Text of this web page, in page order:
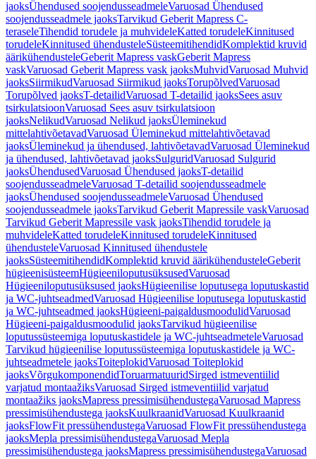
jaoksÜhendused soojendusseadmeleVaruosad Ühendused
soojendusseadmele jaoksTarvikud Geberit Mapress C-
teraseleTihendid torudele ja muhvideleKatted torudeleKinnitused
torudeleKinnitused ühendusteleSüsteemitihendidKomplektid kruvid
äärikühendusteleGeberit Mapress vaskGeberit Mapress
vaskVaruosad Geberit Mapress vask jaoksMuhvidVaruosad Muhvid
jaoksSiirmikudVaruosad Siirmikud jaoksTorupõlvedVaruosad
Torupõlved jaoksT-detailidVaruosad T-detailid jaoksSees asuv
tsirkulatsioonVaruosad Sees asuv tsirkulatsioon
jaoksNelikudVaruosad Nelikud jaoksÜleminekud
mittelahtivõetavadVaruosad Üleminekud mittelahtivõetavad
jaoksÜleminekud ja ühendused, lahtivõetavadVaruosad Üleminekud
ja ühendused, lahtivõetavad jaoksSulguridVaruosad Sulgurid
jaoksÜhendusedVaruosad Ühendused jaoksT-detailid
soojendusseadmeleVaruosad T-detailid soojendusseadmele
jaoksÜhendused soojendusseadmeleVaruosad Ühendused
soojendusseadmele jaoksTarvikud Geberit Mapressile vaskVaruosad
Tarvikud Geberit Mapressile vask jaoksTihendid torudele ja
muhvideleKatted torudeleKinnitused torudeleKinnitused
ühendusteleVaruosad Kinnitused ühendustele
jaoksSüsteemitihendidKomplektid kruvid äärikühendusteleGeberit
hügieenisüsteemHügieeniloputusüksusedVaruosad
Hügieeniloputusüksused jaoksHügieenilise loputusega loputuskastid
ja WC-juhtseadmedVaruosad Hügieenilise loputusega loputuskastid
ja WC-juhtseadmed jaoksHügieeni-paigaldusmoodulidVaruosad
Hügieeni-paigaldusmoodulid jaoksTarvikud hügieenilise
loputussüsteemiga loputuskastidele ja WC-juhtseadmeteleVaruosad
Tarvikud hügieenilise loputussüsteemiga loputuskastidele ja WC-
juhtseadmetele jaoksToiteplokidVaruosad Toiteplokid
jaoksVõrgukomponendidToruarmatuuridSirged istmeventiilid
varjatud montaažiksVaruosad Sirged istmeventiilid varjatud
montaažiks jaoksMapress pressimisühendustegaVaruosad Mapress
pressimisühendustega jaoksKuulkraanidVaruosad Kuulkraanid
jaoksFlowFit pressühendustegaVaruosad FlowFit pressühendustega
jaoksMepla pressimisühendustegaVaruosad Mepla
pressimisühendustega jaoksMapress pressimisühendustegaVaruosad